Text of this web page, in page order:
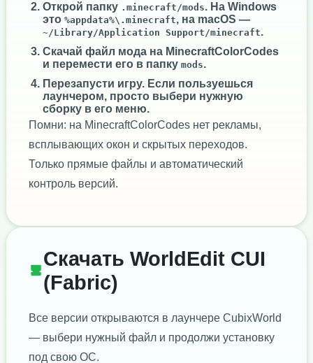
Открой папку .minecraft/mods. На Windows
это %appdata%\.minecraft, на macOS —
~/Library/Application Support/minecraft.
Скачай файл мода на MinecraftColorCodes
и перемести его в папку mods.
Перезапусти игру. Если пользуешься
лаунчером, просто выбери нужную
сборку в его меню.
Помни: на MinecraftColorCodes нет рекламы,
всплывающих окон и скрытых переходов.
Только прямые файлы и автоматический
контроль версий.
Скачать WorldEdit CUI
(Fabric)
Все версии открываются в лаунчере CubixWorld
— выбери нужный файл и продолжи установку
под свою ОС.